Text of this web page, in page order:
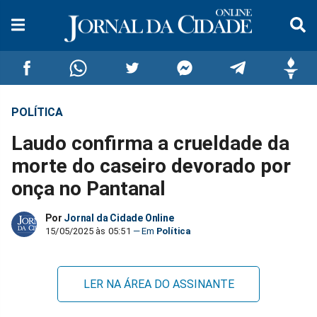
Compartilhar
no
Facebook
Compartilhar
no
Whatsapp
no
Twitter
no
Messenger
no
no
POLÍTICA
Laudo confirma a crueldade da
morte do caseiro devorado por
onça no Pantanal
Por Jornal da Cidade Online
15/05/2025 às 05:51 Política
LER NA ÁREA DO ASSINANTE